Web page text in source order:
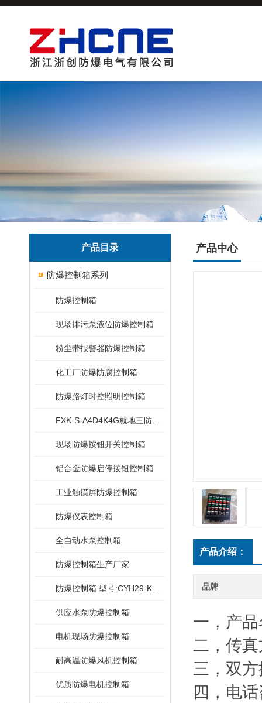
产品目录
防爆控制箱系列
防爆控制箱
现场排污泵液位防爆控制箱
粉尘带报警器防爆控制箱
化工厂防爆防腐控制箱
防爆路灯时控照明控制箱
现场防爆按钮开关控制箱
铝合金防爆启停按钮控制箱
工业触摸屏防爆控制箱
防爆仪表控制箱
全自动水泵控制箱
防爆控制箱生产厂家
供应水泵防爆控制箱
电机现场防爆控制箱
耐高温防爆风机控制箱
优质防爆电机控制箱
产品中心
产品介绍：
品牌
一，产
二，传
三，双
四，电